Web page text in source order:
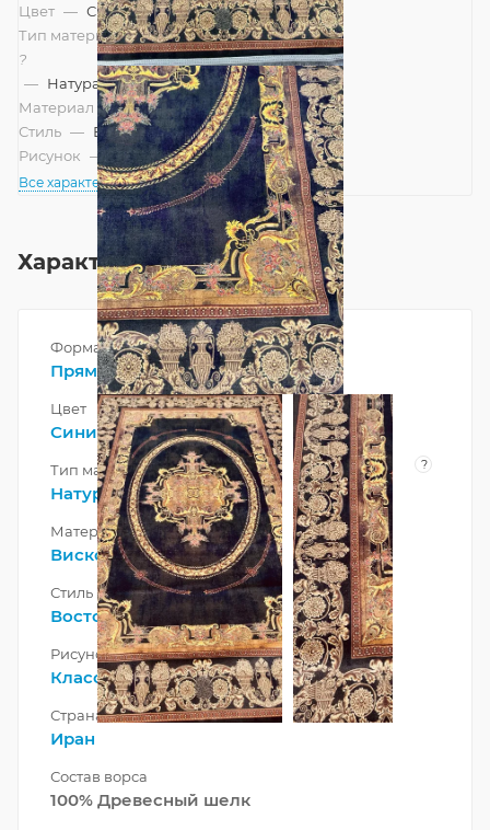
Цвет — Синий, Черный
Тип материала
?
— Натуральный
Материал — Вискоза
Стиль — Восточный
Рисунок — Классический
Все характеристики
Характеристики
Форма
Прямоугольник
Цвет
Синий,Черный
Тип материала ?
Натуральный
Материал
Вискоза
Стиль
Восточный
Рисунок
Классический
Страна
Иран
Состав ворса
100% Древесный шелк